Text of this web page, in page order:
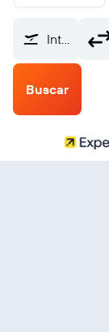
Internacional de Yerba-Zarzis (DJE)
Buscar